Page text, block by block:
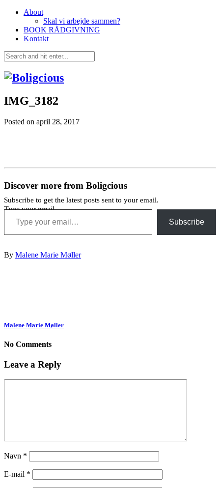
About
Skal vi arbejde sammen?
BOOK RÅDGIVNING
Kontakt
IMG_3182
Posted on april 28, 2017
Discover more from Boligcious
Subscribe to get the latest posts sent to your email.
Type your email…
Subscribe
By Malene Marie Møller
Malene Marie Møller
No Comments
Leave a Reply
Navn *
E-mail *